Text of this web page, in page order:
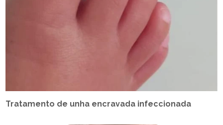
Tratamento de unha encravada infeccionada